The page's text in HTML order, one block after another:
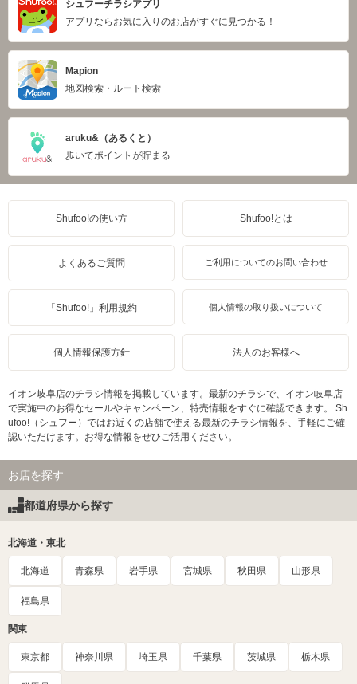
シュフーチラシアプリ
アプリならお気に入りのお店がすぐに見つかる！
Mapion
地図検索・ルート検索
aruku&（あるくと）
歩いてポイントが貯まる
Shufoo!の使い方 Shufoo!とは
よくあるご質問 ご利用についてのお問い合わせ
「Shufoo!」利用規約 個人情報の取り扱いについて
個人情報保護方針 法人のお客様へ
イオン岐阜店のチラシ情報を掲載しています。最新のチラシで、イオン岐阜店
で実施中のお得なセールやキャンペーン、特売情報をすぐに確認できます。 Sh
ufoo!（シュフー）ではお近くの店舗で使える最新のチラシ情報を、手軽にご確
認いただけます。お得な情報をぜひご活用ください。
お店を探す
都道府県から探す
北海道・東北
北海道 青森県 岩手県 宮城県 秋田県 山形県
福島県
関東
東京都 神奈川県 埼玉県 千葉県 茨城県 栃木県